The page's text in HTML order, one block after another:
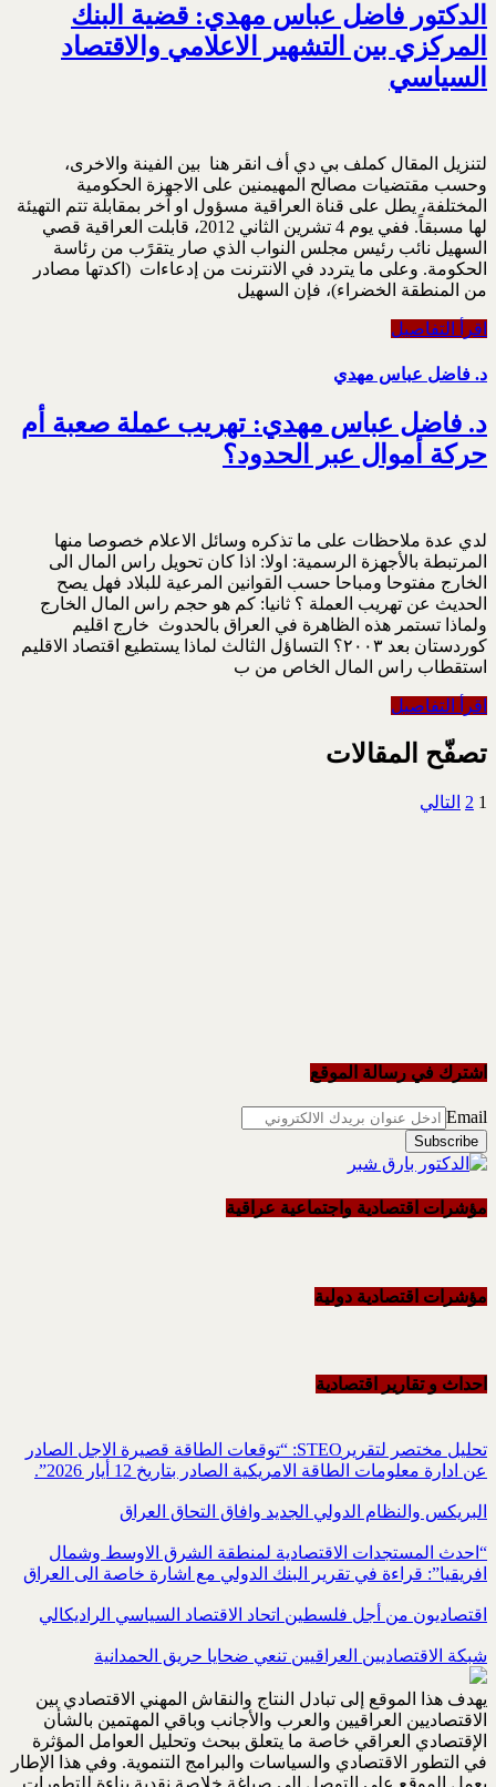
الدكتور فاضل عباس مهدي: قضية البنك
المركزي بين التشهير الاعلامي والاقتصاد
السياسي
لتنزيل المقال كملف بي دي أف انقر هنا بين الفينة والاخرى،
وحسب مقتضيات مصالح المهيمنين على الاجهزة الحكومية
المختلفة، يطل على قناة العراقية مسؤول او آخر بمقابلة تتم التهيئة
لها مسبقاً. ففي يوم 4 تشرين الثاني 2012، قابلت العراقية قصي
السهيل نائب رئيس مجلس النواب الذي صار يتقرًب من رئاسة
الحكومة. وعلى ما يتردد في الانترنت من إدعاءات (اكدتها مصادر
من المنطقة الخضراء)، فإن السهيل
اقرأ التفاصيل
د. فاضل عباس مهدي
د. فاضل عباس مهدي: تهريب عملة صعبة أم
حركة أموال عبر الحدود؟
لدي عدة ملاحظات على ما تذكره وسائل الاعلام خصوصا منها
المرتبطة بالأجهزة الرسمية: اولا: اذا كان تحويل راس المال الى
الخارج مفتوحا ومباحا حسب القوانين المرعية للبلاد فهل يصح
الحديث عن تهريب العملة ؟ ثانيا: كم هو حجم راس المال الخارج
ولماذا تستمر هذه الظاهرة في العراق بالحدوث خارج اقليم
كوردستان بعد ٢٠٠٣؟ التساؤل الثالث لماذا يستطيع اقتصاد الاقليم
استقطاب راس المال الخاص من ب
اقرأ التفاصيل
تصفّح المقالات
1
2 التالي
اشترك في رسالة الموقع
Email
مؤشرات اقتصادية واجتماعية عراقية
مؤشرات اقتصادية دولية
احداث و تقاریر اقتصادیة
تحليل مختصر لتقريرSTEO‏: “توقعات الطاقة قصيرة الاجل الصادر
عن ادارة معلومات الطاقة الامريكية ‏الصادر بتاريخ 12 أيار 2026”.‏
البريكس والنظام الدولي الجديد وافاق التحاق العراق
“احدث المستجدات الاقتصادية لمنطقة الشرق الاوسط وشمال
افريقيا”: قراءة في تقرير البنك الدولي مع اشارة خاصة الى العراق
اقتصاديون من أجل فلسطين اتحاد الاقتصاد السياسي الراديكالي
شبكة الاقتصاديين العراقيين تنعي ضحايا حريق الحمدانية
يهدف هذا الموقع إلى تبادل النتاج والنقاش المهني الاقتصادي بين
الاقتصاديين العراقيين والعرب والأجانب وباقي المهتمين بالشأن
الإقتصادي العراقي خاصة ما يتعلق ببحث وتحليل العوامل المؤثرة
في التطور الاقتصادي والسياسات والبرامج التنموية. وفي هذا الإطار
يعمل الموقع على التوصل إلى صياغة خلاصة نقدية بناءة للتطورات